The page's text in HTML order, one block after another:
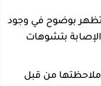
تظهر بوضوح في وجود
بتشوهات
ملاحظتها من قبل